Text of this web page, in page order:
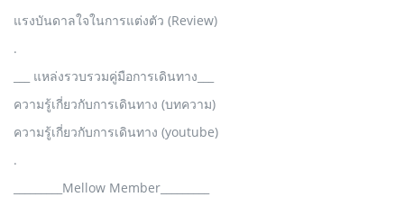
แรงบันดาลใจในการแต่งตัว (Review)
.
___ แหล่งรวบรวมคู่มือการเดินทาง___
ความรู้เกี่ยวกับการเดินทาง (บทความ)
ความรู้เกี่ยวกับการเดินทาง (youtube)
.
_________Mellow Member_________